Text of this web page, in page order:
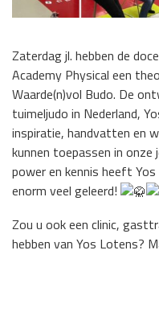
Zaterdag jl. hebben de
Academy Physical een
Waarde(n)vol Budo. De
tuimeljudo in Nederland,
inspiratie, handvatten en
kunnen toepassen in onze
power en kennis heeft
enorm veel geleerd!
Zou u ook een clinic,
hebben van Yos Lotens?